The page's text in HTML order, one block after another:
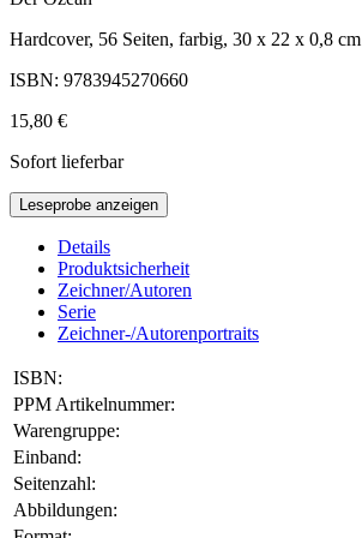
Hardcover, 56 Seiten, farbig, 30 x 22 x 0,8 cm
ISBN: 9783945270660
15,80 €
Sofort lieferbar
Leseprobe anzeigen
Details
Produktsicherheit
Zeichner/Autoren
Serie
Zeichner-/Autorenportraits
ISBN:
PPM Artikelnummer:
Warengruppe:
Einband:
Seitenzahl:
Abbildungen: